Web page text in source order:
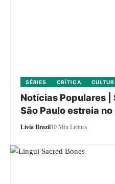
SÉRIES CRÍTICA
Notícias Populares |
São Paulo estreia
Livia Brazil10 Min Leitura